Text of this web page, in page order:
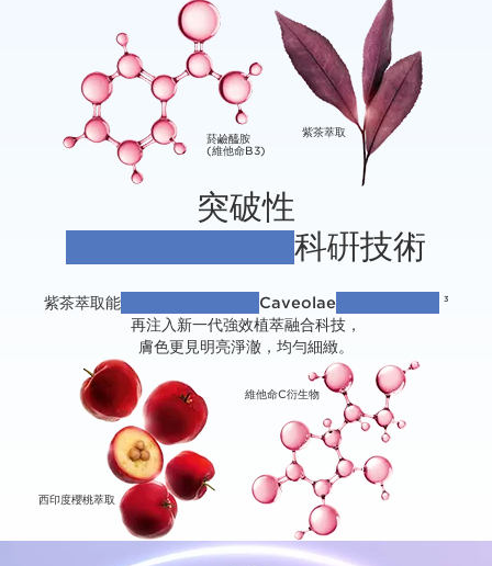
菸鹼醯胺
(⁠維⁠他命B3)
紫茶萃取
突破性
科硏技術
紫茶萃取能有效增加細胞膜上的 Caveolae 3
再注入新一代強效植萃融合科技，
膚色更見明亮淨澈，均勻細緻。
西印度櫻桃萃取
維他命C衍生物